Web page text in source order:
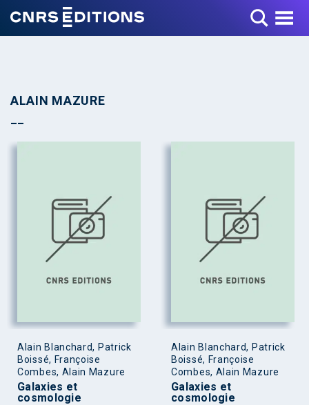
Toggle Menu
ALAIN MAZURE
Alain Blanchard, Patrick
Boissé, Françoise
Combes, Alain Mazure
Galaxies et
cosmologie
Alain Blanchard, Patrick
Boissé, Françoise
Combes, Alain Mazure
Galaxies et
cosmologie